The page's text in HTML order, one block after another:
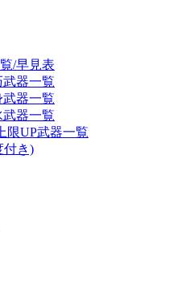
/早見表
器一覧
器一覧
器一覧
限UP武器一覧
付き)